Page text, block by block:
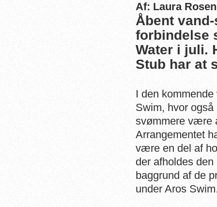
Af: Laura
Åbent
forbindelse
Water i juli.
Stub har at
I den
Swim, hvor
svømmere være
Arrangementet
være en del af
der afholdes
baggrund af de
under Aros